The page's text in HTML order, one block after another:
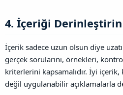
4. İçeriği Derinleştirin​
İçerik sadece uzun olsun diye
gerçek sorularını, örnekleri,
kriterlerini kapsamalıdır. İyi
değil uygulanabilir açıklamalarla